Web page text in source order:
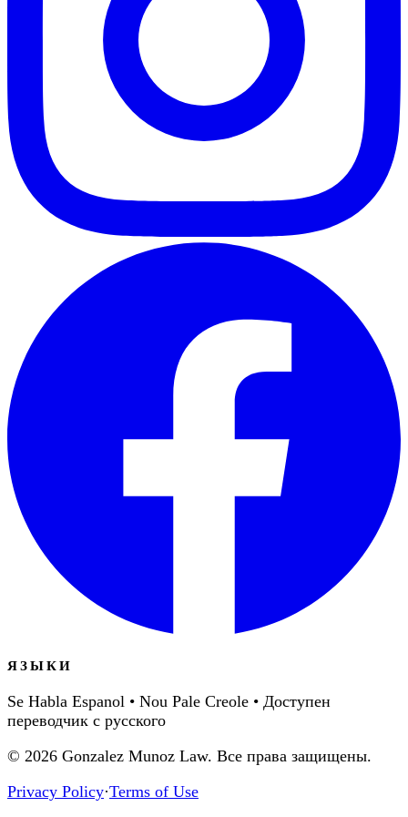
ЯЗЫКИ
Se Habla Espanol • Nou Pale Creole • Доступен
переводчик с русского
© 2026 Gonzalez Munoz Law. Все права защищены.
Privacy Policy·Terms of Use